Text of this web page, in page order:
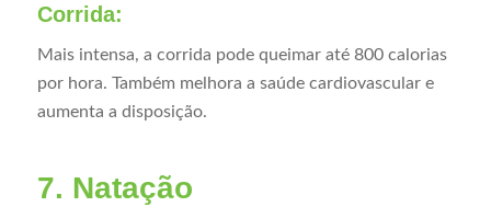
Corrida:
Mais intensa, a corrida pode queimar até 800 calorias
por hora. Também melhora a saúde cardiovascular e
aumenta a disposição.
7. Natação